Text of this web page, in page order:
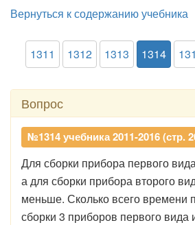
Вернуться к содержанию учебника
1311 1312 1313 1314
Вопрос
№1314 учебника 2011-2016 (стр.
Для сборки прибора первого
а для сборки прибора второго
меньше. Сколько всего времени
сборки 3 приборов первого вида